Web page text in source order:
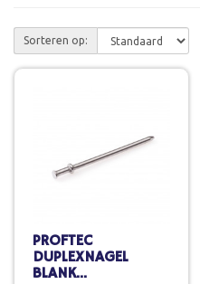
Sorteren op:
PROFTEC
DUPLEXNAGEL
BLANK